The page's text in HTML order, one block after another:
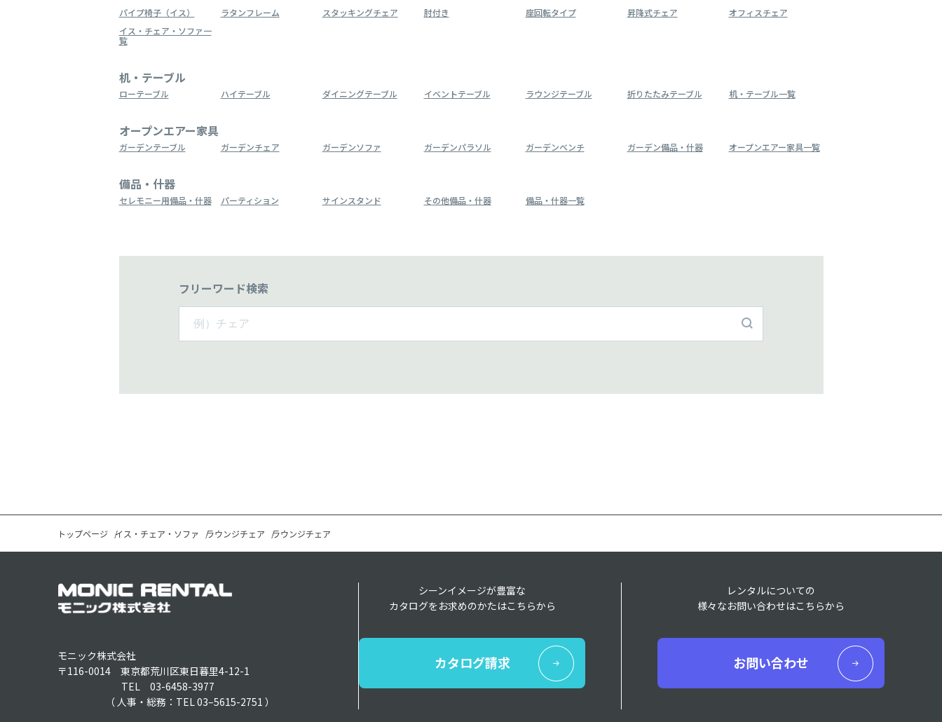
パイプ椅子（イス）
ラタンフレーム スタッキングチェア 肘付き 座回転タイプ 昇降式チェア
オフィスチェア
イス・チェア・ソファ一
覧
机・テーブル
ローテーブル ハイテーブル ダイニングテーブル イベントテーブル ラウンジテーブル 折りたたみテーブル 机・テーブル一覧
オープンエアー家具
ガーデンテーブル ガーデンチェア ガーデンソファ ガーデンパラソル ガーデンベンチ ガーデン備品・什器 オープンエアー家具一覧
備品・什器
セレモニー用備品・什器 パーティション サインスタンド その他備品・什器 備品・什器一覧
フリーワード検索
トップページ イス・チェア・ソファ ラウンジチェア ラウンジチェア
モニック株式会社
〒116-0014 東京都荒川区東日暮里4-12-1
TEL 03-6458-3977
（ 人事・総務：TEL 03–5615-2751 ）
シーンイメージが豊富な
カタログをお求めのかたはこちらから
カタログ請求
レンタルについての
様々なお問い合わせはこちらから
お問い合わせ